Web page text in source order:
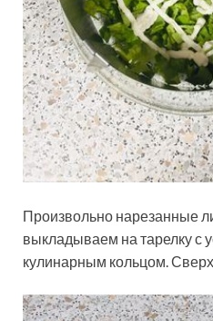
Произвольно нарезанные
выкладываем на тарелку с
кулинарным кольцом.